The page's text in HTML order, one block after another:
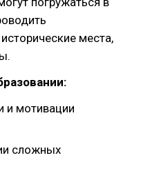
места,
и мотивации
сложных